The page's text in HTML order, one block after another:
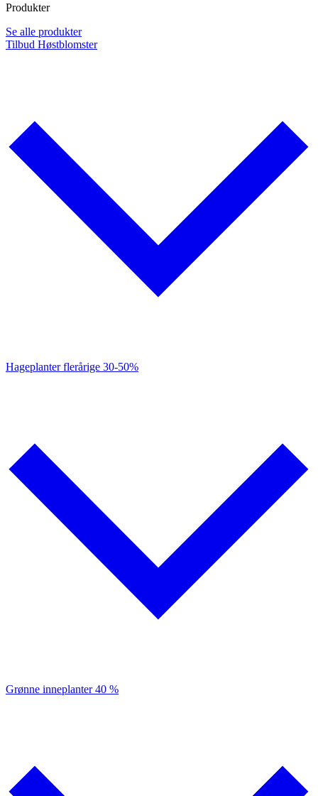
Produkter
Se alle produkter
Tilbud Høstblomster
Hageplanter flerårige 30-50%
Grønne inneplanter40 %